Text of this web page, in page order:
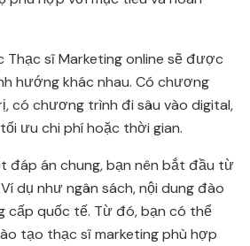
Thạc sĩ Marketing online sẽ được
hướng khác nhau. Có chương
có chương trình đi sâu vào digital,
ưu chi phí hoặc thời gian.
đáp án chung, bạn nên bắt đầu từ
dụ như ngân sách, nội dung đào
cấp quốc tế. Từ đó, bạn có thể
tạo thạc sĩ marketing phù hợp